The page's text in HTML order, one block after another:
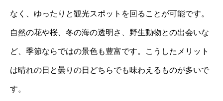
なく、ゆったりと観光スポットを回ることが可能です。
自然の花や桜、冬の海の透明さ、野生動物との出会いな
ど、季節ならではの景色も豊富です。こうしたメリット
は晴れの日と曇りの日どちらでも味わえるものが多いで
す。